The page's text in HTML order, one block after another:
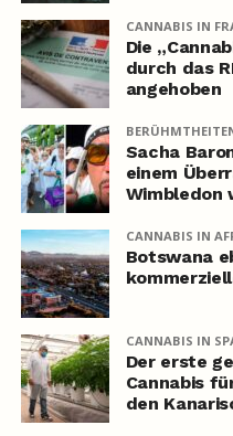
CANNABIS IN
Die
durch das
angehoben
Sacha
einem
Wimbledon
CANNABIS IN
Botswana
CANNABIS IN
Der erste
Cannabis
den